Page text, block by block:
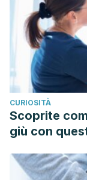
prevención de
Blanch,
osteoporosis
vitamina D?.”
Enfermería
12
Ríos, Patricia
Osteopenia y
alimentaria
Valdés-Flores,
osteoporosis.”
CURIOSITÀ
Scoprite
giù con